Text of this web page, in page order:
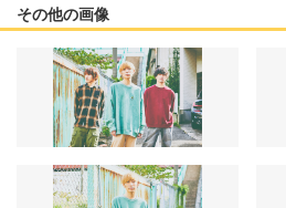
その他の画像